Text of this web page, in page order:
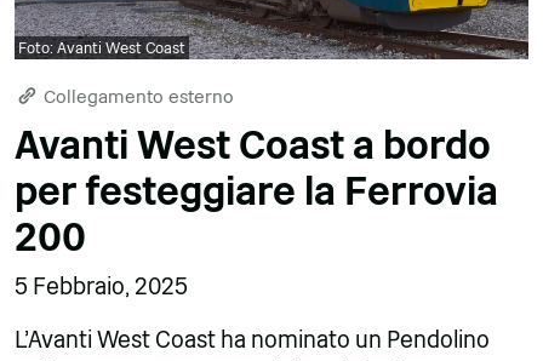
Foto: Avanti West Coast
Collegamento esterno
Avanti West Coast a bordo
per festeggiare la Ferrovia
200
5 Febbraio, 2025
L'Avanti West Coast ha nominato un Pendolino